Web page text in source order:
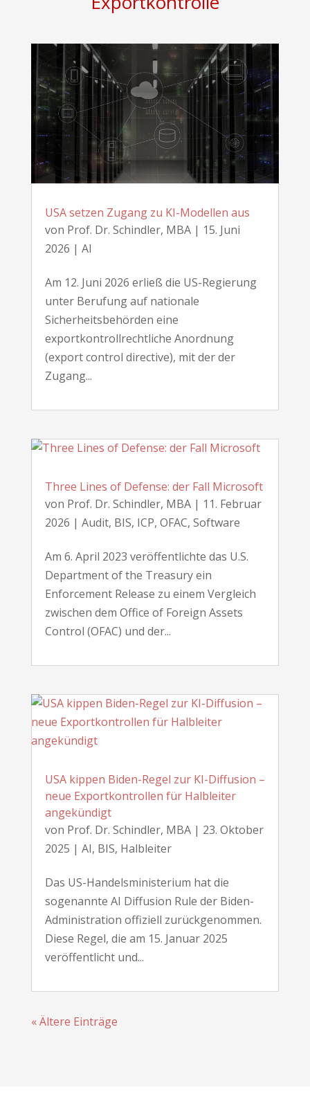
USA setzen Zugang zu KI-Modellen aus
von Prof. Dr. Schindler, MBA| 15. Juni
2026 | AI
Am 12. Juni 2026 erließ die US-Regierung
unter Berufung auf nationale
Sicherheitsbehörden eine
exportkontrollrechtliche Anordnung
(export control directive), mit der der
Zugang...
Three Lines of Defense: der Fall Microsoft
von Prof. Dr. Schindler, MBA| 11. Februar
2026 | Audit, BIS, ICP, OFAC, Software
Am 6. April 2023 veröffentlichte das U.S.
Department of the Treasury ein
Enforcement Release zu einem Vergleich
zwischen dem Office of Foreign Assets
Control (OFAC) und der...
USA kippen Biden-Regel zur KI-Diffusion –
neue Exportkontrollen für Halbleiter
angekündigt
von Prof. Dr. Schindler, MBA| 23. Oktober
2025 | AI, BIS, Halbleiter
Das US-Handelsministerium hat die
sogenannte AI Diffusion Rule der Biden-
Administration offiziell zurückgenommen.
Diese Regel, die am 15. Januar 2025
veröffentlicht und...
« Ältere Einträge